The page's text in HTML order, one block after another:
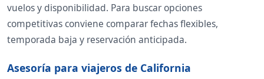
vuelos y disponibilidad. Para buscar opciones
competitivas conviene comparar fechas flexibles,
temporada baja y reservación anticipada.
Asesoría para viajeros de California